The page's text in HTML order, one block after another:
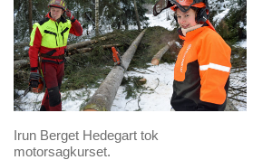
Irun Berget Hedegart tok
motorsagkurset.